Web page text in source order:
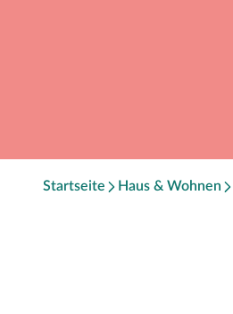
Startseite Haus & Wohnen